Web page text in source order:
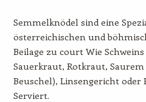
Semmelknödel sind eine
österreichischen und
Beilage zu court Wie
Sauerkraut, Rotkraut,
Beuschel), Linsengericht oder
Serviert.